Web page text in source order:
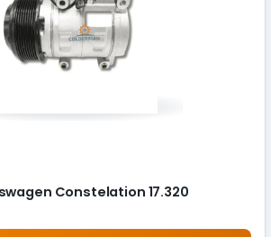
Constelation 17.320